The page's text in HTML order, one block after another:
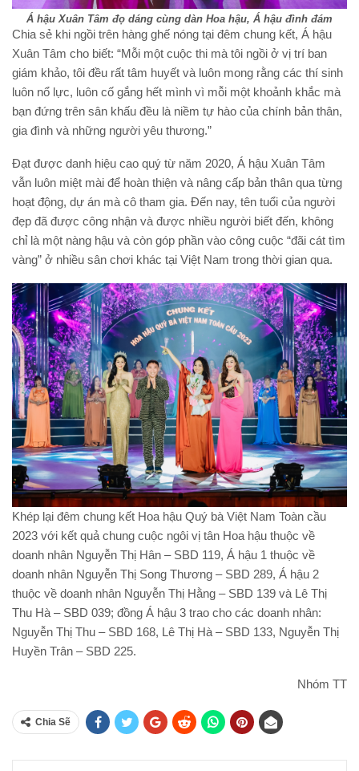
Á hậu Xuân Tâm đọ dáng cùng dàn Hoa hậu, Á hậu đình đám
Chia sẻ khi ngồi trên hàng ghế nóng tại đêm chung kết, Á hậu
Xuân Tâm cho biết: “Mỗi một cuộc thi mà tôi ngồi ở vị trí ban
giám khảo, tôi đều rất tâm huyết và luôn mong rằng các thí sinh
luôn nổ lực, luôn cố gắng hết mình vì mỗi một khoảnh khắc mà
bạn đứng trên sân khấu đều là niềm tự hào của chính bản thân,
gia đình và những người yêu thương.”
Đạt được danh hiệu cao quý từ năm 2020, Á hậu Xuân Tâm
vẫn luôn miệt mài để hoàn thiện và nâng cấp bản thân qua từng
hoạt động, dự án mà cô tham gia. Đến nay, tên tuổi của người
đẹp đã được công nhận và được nhiều người biết đến, không
chỉ là một nàng hậu và còn góp phần vào công cuộc “đãi cát tìm
vàng” ở nhiều sân chơi khác tại Việt Nam trong thời gian qua.
Khép lại đêm chung kết Hoa hậu Quý bà Việt Nam Toàn cầu
2023 với kết quả chung cuộc ngôi vị tân Hoa hậu thuộc về
doanh nhân Nguyễn Thị Hân – SBD 119, Á hậu 1 thuộc về
doanh nhân Nguyễn Thị Song Thương – SBD 289, Á hậu 2
thuộc về doanh nhân Nguyễn Thị Hằng – SBD 139 và Lê Thị
Thu Hà – SBD 039; đồng Á hậu 3 trao cho các doanh nhân:
Nguyễn Thị Thu – SBD 168, Lê Thị Hà – SBD 133, Nguyễn Thị
Huyền Trân – SBD 225.
Nhóm TT
Chia Sẽ